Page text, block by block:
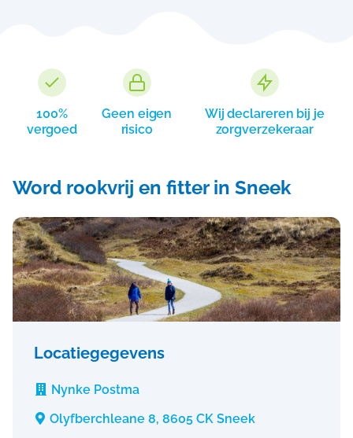
100%
vergoed
Geen eigen
risico
Wij declareren bij je
zorgverzekeraar
Word rookvrij en fitter in Sneek
Locatiegegevens
 Nynke Postma
 Olyfberchleane 8, 8605 CK Sneek